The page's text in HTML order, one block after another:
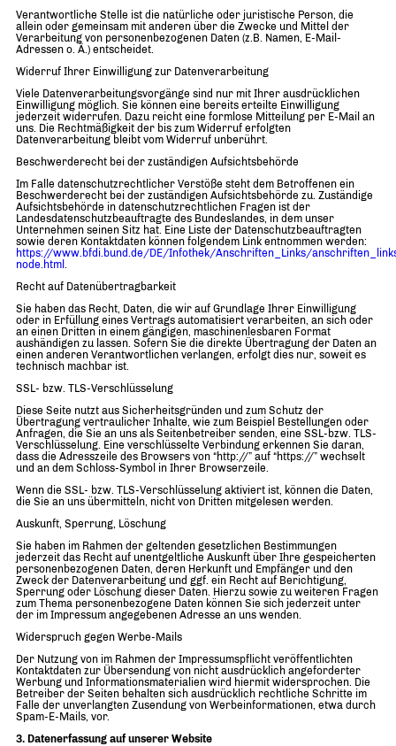
Verantwortliche Stelle ist die natürliche oder juristische Person, die
allein oder gemeinsam mit anderen über die Zwecke und Mittel der
Verarbeitung von personenbezogenen Daten (z.B. Namen, E-Mail-
Adressen o. Ä.) entscheidet.
Widerruf Ihrer Einwilligung zur Datenverarbeitung
Viele Datenverarbeitungsvorgänge sind nur mit Ihrer ausdrücklichen
Einwilligung möglich. Sie können eine bereits erteilte Einwilligung
jederzeit widerrufen. Dazu reicht eine formlose Mitteilung per E-Mail an
uns. Die Rechtmäßigkeit der bis zum Widerruf erfolgten
Datenverarbeitung bleibt vom Widerruf unberührt.
Beschwerderecht bei der zuständigen Aufsichtsbehörde
Im Falle datenschutzrechtlicher Verstöße steht dem Betroffenen ein
Beschwerderecht bei der zuständigen Aufsichtsbehörde zu. Zuständige
Aufsichtsbehörde in datenschutzrechtlichen Fragen ist der
Landesdatenschutzbeauftragte des Bundeslandes, in dem unser
Unternehmen seinen Sitz hat. Eine Liste der Datenschutzbeauftragten
sowie deren Kontaktdaten können folgendem Link entnommen werden:
https://www.bfdi.bund.de/DE/Infothek/Anschriften_Links/
node.html .
Recht auf Datenübertragbarkeit
Sie haben das Recht, Daten, die wir auf Grundlage Ihrer Einwilligung
oder in Erfüllung eines Vertrags automatisiert verarbeiten, an sich oder
an einen Dritten in einem gängigen, maschinenlesbaren Format
aushändigen zu lassen. Sofern Sie die direkte Übertragung der Daten an
einen anderen Verantwortlichen verlangen, erfolgt dies nur, soweit es
technisch machbar ist.
SSL- bzw. TLS-Verschlüsselung
Diese Seite nutzt aus Sicherheitsgründen und zum Schutz der
Übertragung vertraulicher Inhalte, wie zum Beispiel Bestellungen oder
Anfragen, die Sie an uns als Seitenbetreiber senden, eine SSL-bzw. TLS-
Verschlüsselung. Eine verschlüsselte Verbindung erkennen Sie daran,
dass die Adresszeile des Browsers von “http://” auf “https://” wechselt
und an dem Schloss-Symbol in Ihrer Browserzeile.
Wenn die SSL- bzw. TLS-Verschlüsselung aktiviert ist, können die Daten,
die Sie an uns übermitteln, nicht von Dritten mitgelesen werden.
Auskunft, Sperrung, Löschung
Sie haben im Rahmen der geltenden gesetzlichen Bestimmungen
jederzeit das Recht auf unentgeltliche Auskunft über Ihre gespeicherten
personenbezogenen Daten, deren Herkunft und Empfänger und den
Zweck der Datenverarbeitung und ggf. ein Recht auf Berichtigung,
Sperrung oder Löschung dieser Daten. Hierzu sowie zu weiteren Fragen
zum Thema personenbezogene Daten können Sie sich jederzeit unter
der im Impressum angegebenen Adresse an uns wenden.
Widerspruch gegen Werbe-Mails
Der Nutzung von im Rahmen der Impressumspflicht veröffentlichten
Kontaktdaten zur Übersendung von nicht ausdrücklich angeforderter
Werbung und Informationsmaterialien wird hiermit widersprochen. Die
Betreiber der Seiten behalten sich ausdrücklich rechtliche Schritte im
Falle der unverlangten Zusendung von Werbeinformationen, etwa durch
Spam-E-Mails, vor.
3. Datenerfassung auf unserer Website